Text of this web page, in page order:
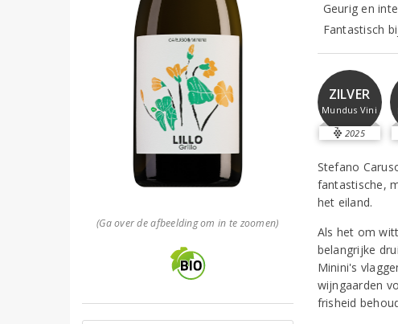
(Ga over de afbeelding om in te zoomen)
Geurig en
Fantastisch
ZILVER
Mundus Vini
2025
Stefano
fantastische,
het eiland.
Als het om
belangrijke
Minini's
wijngaarden
frisheid